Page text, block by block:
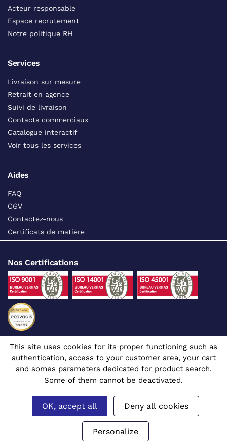
Acteur responsable
Espace recrutement
Notre politique RH
Services
Livraison sur mesure
Retrait en agence
Suivi de livraison
Contacts commerciaux
Catalogue interactif
Voir tous les services
Aides
FAQ
CGV
Contactez-nous
Certificats de matière
Nos Certifications
Suivez-nous sur les réseaux sociaux
Site dédié aux professionnels
© 1980 - 2026 CGR - Tous droits réservés
Prix affichés en euros et hors TVA.
This site uses cookies for its proper functioning such as
authentication, access to your customer area, your cart
and somes parameters dedicated for product search.
Some of them cannot be deactivated.
OK, accept all Deny all cookies
Personalize